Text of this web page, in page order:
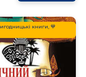
книги, 💙